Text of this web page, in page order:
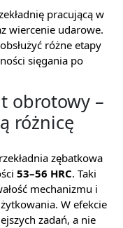
pracującą w
wiercenie udarowe.
różne etapy
sięgania po
obrotowy –
różnicę
zębatkowa
53–56 HRC. Taki
mechanizmu i
W efekcie
zadań, a nie